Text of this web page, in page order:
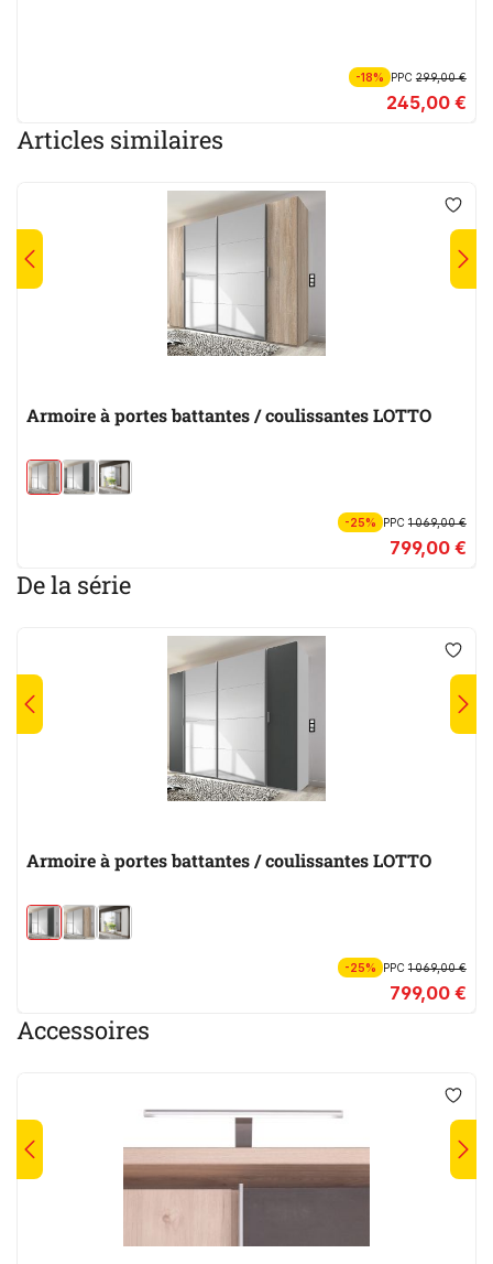
-18% PPC299,00 €
245,00 €
Articles similaires
Armoire à portes battantes / coulissantes LOTTO
-25% PPC1 069,00 €
799,00 €
De la série
Armoire à portes battantes / coulissantes LOTTO
-25% PPC1 069,00 €
799,00 €
Accessoires